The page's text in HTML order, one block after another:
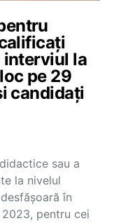
interviul la
pe 29
candidați
sau a
la nivelul
în
pentru cei